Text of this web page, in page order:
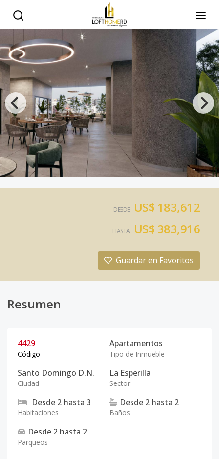
DESDE US$ 183,612
HASTA US$ 383,916
Guardar en Favoritos
Resumen
4429
Código
Apartamentos
Tipo de Inmueble
Santo Domingo D.N.
Ciudad
La Esperilla
Sector
Desde 2 hasta 3
Habitaciones
Desde 2 hasta 2
Baños
Desde 2 hasta 2
Parqueos